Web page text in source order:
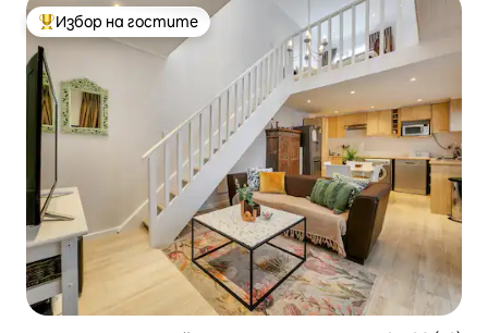
Най-популярен избор на гостите
Избор на гостите